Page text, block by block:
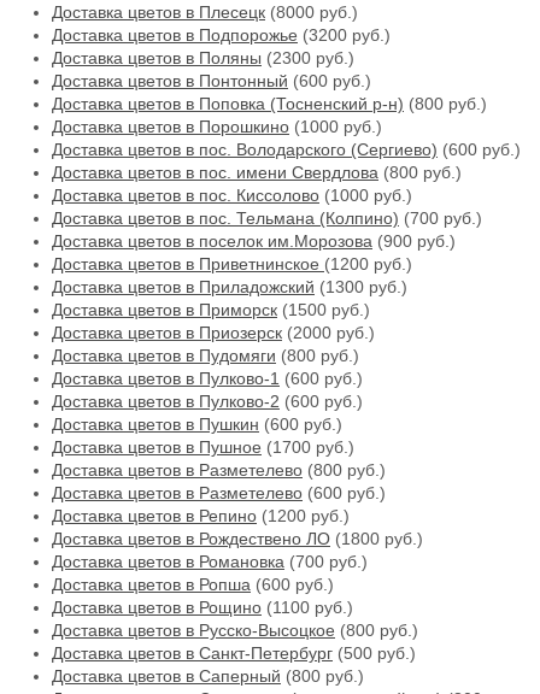
Доставка цветов в Плесецк (8000 руб.)
Доставка цветов в Подпорожье (3200 руб.)
Доставка цветов в Поляны (2300 руб.)
Доставка цветов в Понтонный (600 руб.)
Доставка цветов в Поповка (Тосненский р-н) (800 руб.)
Доставка цветов в Порошкино (1000 руб.)
Доставка цветов в пос. Володарского (Сергиево) (600 руб.)
Доставка цветов в пос. имени Свердлова (800 руб.)
Доставка цветов в пос. Киссолово (1000 руб.)
Доставка цветов в пос. Тельмана (Колпино) (700 руб.)
Доставка цветов в поселок им.Морозова (900 руб.)
Доставка цветов в Приветнинское (1200 руб.)
Доставка цветов в Приладожский (1300 руб.)
Доставка цветов в Приморск (1500 руб.)
Доставка цветов в Приозерск (2000 руб.)
Доставка цветов в Пудомяги (800 руб.)
Доставка цветов в Пулково-1 (600 руб.)
Доставка цветов в Пулково-2 (600 руб.)
Доставка цветов в Пушкин (600 руб.)
Доставка цветов в Пушное (1700 руб.)
Доставка цветов в Разметелево (800 руб.)
Доставка цветов в Разметелево (600 руб.)
Доставка цветов в Репино (1200 руб.)
Доставка цветов в Рождествено ЛО (1800 руб.)
Доставка цветов в Романовка (700 руб.)
Доставка цветов в Ропша (600 руб.)
Доставка цветов в Рощино (1100 руб.)
Доставка цветов в Русско-Высоцкое (800 руб.)
Доставка цветов в Санкт-Петербург (500 руб.)
Доставка цветов в Саперный (800 руб.)